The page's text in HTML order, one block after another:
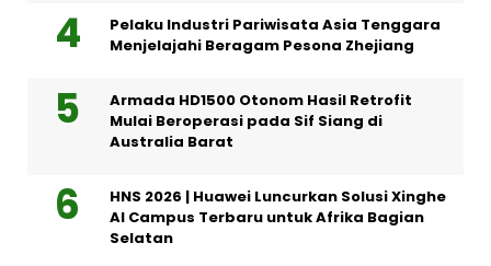
Pelaku Industri Pariwisata Asia Tenggara
Menjelajahi Beragam Pesona Zhejiang
Armada HD1500 Otonom Hasil Retrofit
Mulai Beroperasi pada Sif Siang di
Australia Barat
HNS 2026 | Huawei Luncurkan Solusi Xinghe
AI Campus Terbaru untuk Afrika Bagian
Selatan